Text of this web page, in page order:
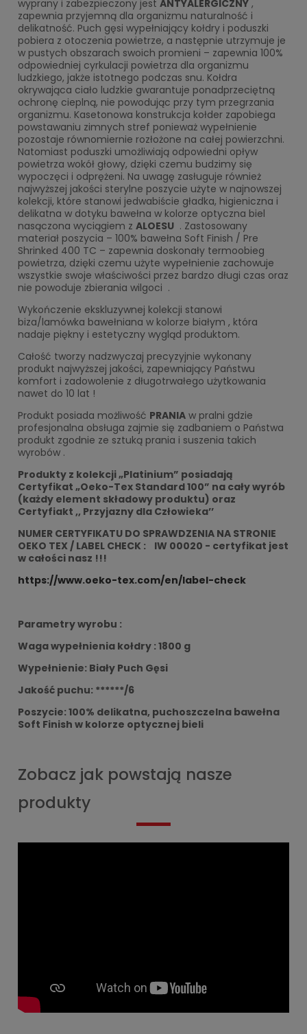
wyprany i zabezpieczony jest ANTYALERGICZNY ,
zapewnia przyjemną dla organizmu naturalność i
delikatność. Puch gęsi wypełniający kołdry i poduszki
pobiera z otoczenia powietrze, a następnie utrzymuje je
w pustych obszarach swoich promieni – zapewnia 100%
odpowiedniej cyrkulacji powietrza dla organizmu
ludzkiego, jakże istotnego podczas snu. Kołdra
okrywająca ciało ludzkie gwarantuje ponadprzeciętną
ochronę cieplną, nie powodując przy tym przegrzania
organizmu. Kasetonowa konstrukcja kołder zapobiega
powstawaniu zimnych stref ponieważ wypełnienie
pozostaje równomiernie rozłożone na całej powierzchni.
Natomiast poduszki umożliwiają odpowiedni opływ
powietrza wokół głowy, dzięki czemu budzimy się
wypoczęci i odprężeni. Na uwagę zasługuje również
najwyższej jakości sterylne poszycie użyte w najnowszej
kolekcji, które stanowi jedwabiście gładka, higieniczna i
delikatna w dotyku bawełna w kolorze optyczna biel
nasączona wyciągiem z ALOESU . Zastosowany
materiał poszycia – 100% bawełna Soft Finish / Pre
Shrinked 400 TC – zapewnia doskonały termoobieg
powietrza, dzięki czemu użyte wypełnienie zachowuje
wszystkie swoje właściwości przez bardzo długi czas oraz
nie powoduje zbierania wilgoci .
Wykończenie ekskluzywnej kolekcji stanowi
biza/lamówka bawełniana w kolorze białym , która
nadaje piękny i estetyczny wygląd produktom.
Całość tworzy nadzwyczaj precyzyjnie wykonany
produkt najwyższej jakości, zapewniający Państwu
komfort i zadowolenie z długotrwałego użytkowania
nawet do 10 lat !
Produkt posiada możliwość PRANIA w pralni gdzie
profesjonalna obsługa zajmie się zadbaniem o Państwa
produkt zgodnie ze sztuką prania i suszenia takich
wyrobów .
Produkty z kolekcji „Platinium” posiadają
Certyfikat „Oeko-Tex Standard 100” na cały wyrób
(każdy element składowy produktu) oraz
Certyfiakt ,, Przyjazny dla Człowieka’’
NUMER CERTYFIKATU DO SPRAWDZENIA NA STRONIE
OEKO TEX / LABEL CHECK : IW 00020 - certyfikat jest
w całości nasz !!!
https://www.oeko-tex.com/en/label-check
Parametry wyrobu :
Waga wypełnienia kołdry : 1800 g
Wypełnienie: Biały Puch Gęsi
Jakość puchu: ******/6
Poszycie: 100% delikatna, puchoszczelna bawełna
Soft Finish w kolorze optycznej bieli
Zobacz jak powstają nasze
produkty